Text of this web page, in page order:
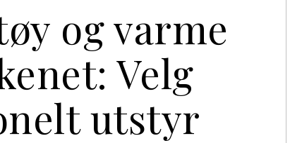
og varme
Velg
utstyr